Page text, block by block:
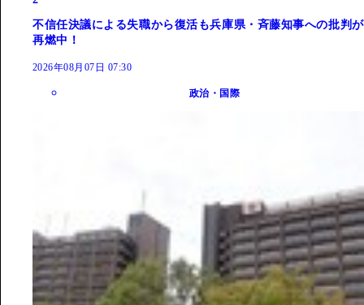
不信任決議による失職から復活も兵庫県・斉藤知事への批判が
再燃中！
2026年08月07日 07:30
政治・国際